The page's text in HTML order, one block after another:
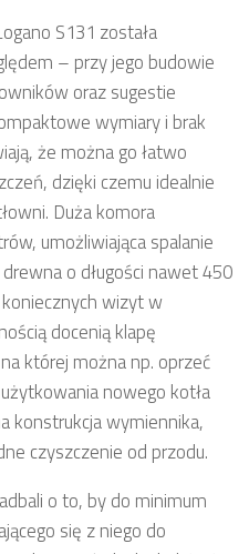
S131 została
– przy jego budowie
oraz sugestie
wymiary i brak
że można go łatwo
dzięki czemu idealnie
Duża komora
umożliwiająca spalanie
o długości nawet 450
wizyt w
docenią klapę
której można np. oprzeć
nowego kotła
konstrukcja wymiennika,
czyszczenie od przodu.
o to, by do minimum
się z niego do